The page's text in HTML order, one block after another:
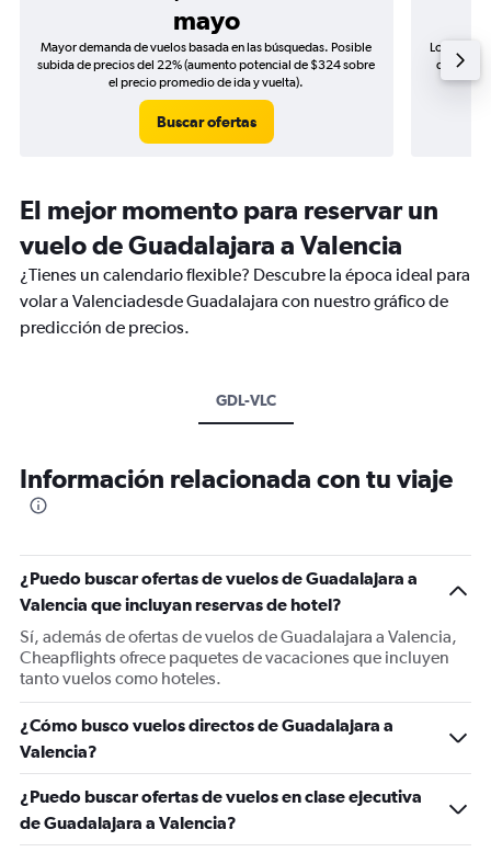
mayo
Mayor demanda de vuelos basada en las búsquedas. Posible
subida de precios del 22% (aumento potencial de $324 sobre
el precio promedio de ida y vuelta).
Buscar ofertas
Los
de
El mejor momento para reservar un
vuelo de Guadalajara a Valencia
¿Tienes un calendario flexible? Descubre la época ideal para
volar a Valenciadesde Guadalajara con nuestro gráfico de
predicción de precios.
GDL-VLC
Información relacionada con tu viaje
¿Puedo buscar ofertas de vuelos de Guadalajara a
Valencia que incluyan reservas de hotel?
Sí, además de ofertas de vuelos de Guadalajara a Valencia,
Cheapflights ofrece paquetes de vacaciones que incluyen
tanto vuelos como hoteles.
¿Cómo busco vuelos directos de Guadalajara a
Valencia?
¿Puedo buscar ofertas de vuelos en clase ejecutiva
de Guadalajara a Valencia?